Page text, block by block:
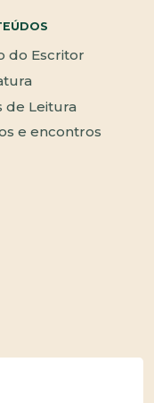
do Escritor
de Leitura
e encontros